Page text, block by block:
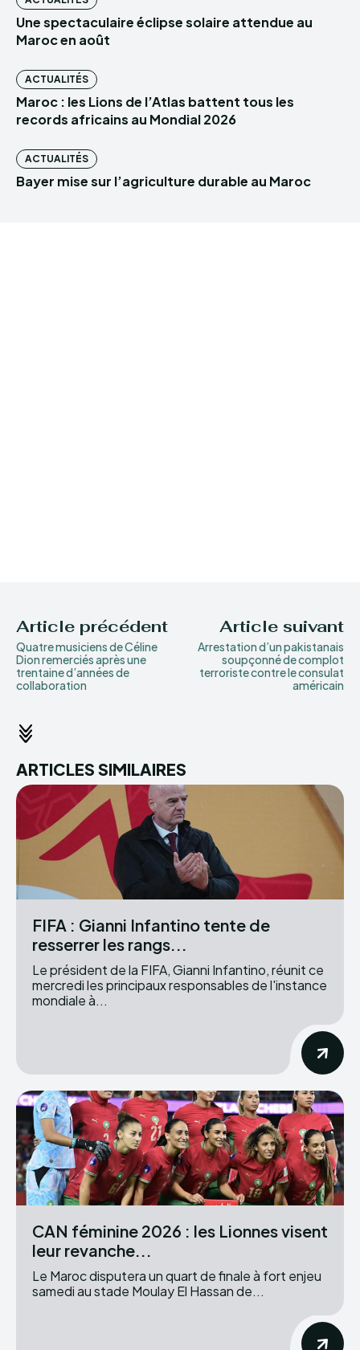
Une spectaculaire éclipse solaire attendue au
Maroc en août
ACTUALITÉS
Maroc : les Lions de l’Atlas battent tous les
records africains au Mondial 2026
ACTUALITÉS
Bayer mise sur l’agriculture durable au Maroc
Article précédent
Quatre musiciens de Céline
Dion remerciés après une
trentaine d’années de
collaboration
Article suivant
Arrestation d’un pakistanais
soupçonné de complot
terroriste contre le consulat
américain
ARTICLES SIMILAIRES
FIFA : Gianni Infantino tente de
resserrer les rangs...
Le président de la FIFA, Gianni Infantino, réunit ce
mercredi les principaux responsables de l'instance
mondiale à...
CAN féminine 2026 : les Lionnes visent
leur revanche...
Le Maroc disputera un quart de finale à fort enjeu
samedi au stade Moulay El Hassan de...